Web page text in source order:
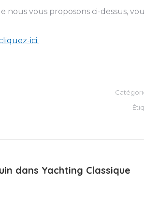
nous vous proposons ci-dessus,
ici.
dans Yachting Classique